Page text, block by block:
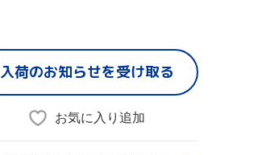
入荷のお知らせを受け取る
お気に入り追加